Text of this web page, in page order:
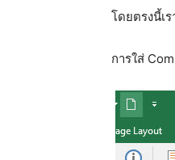
โดยตรงนี้เ
การใส่